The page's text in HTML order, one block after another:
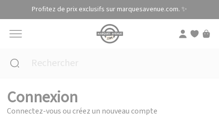
Profitez de prix exclusifs sur marquesavenue.com. ✨
Connexion
Connectez-vous ou créez un nouveau compte
Panneau de gestion des cookies